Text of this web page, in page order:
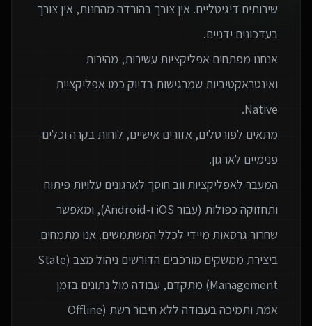
שירותים דיגיטליים. אין צורך בהורדה מהחנות, אין צורך
אנחנו מפתחים אפליקציות עשירות, מהירות
ואינטראקטיביות שמרגישות בדיוק כמו אפליקציית
מתאים לפורטלים, אזורים אישיים, לוחות בקרה וכלים
המעבר לאפליקציות ווב חוסך לארגונים עלויות פיתוח
ותחזוקה כפולות (עבור iOS ו-Android), ומאפשר
שחרור גרסאות מיידי לכלל המשתמשים. אנו מתמחים
ביצירת ממשקים מורכבים הדורשים ניהול מצב (State
Management) מתקדם, עבודה מול נתונים בזמן
אמת ותמיכה בעבודה ללא חיבור רשת (Offline